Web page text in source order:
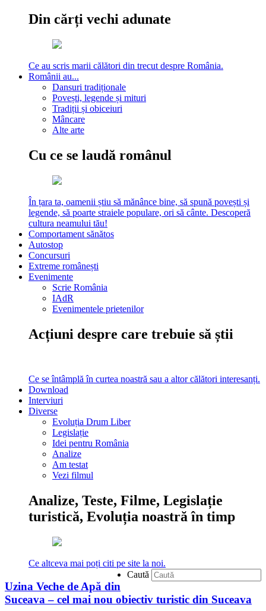
Din cărți vechi adunate
Ce au scris marii călători din trecut despre România.
Românii au...
Dansuri tradiționale
Povești, legende și mituri
Tradiții și obiceiuri
Mâncare
Alte arte
Cu ce se laudă românul
În țara ta, oamenii știu să mănânce bine, să spună povești și
legende, să poarte straiele populare, ori să cânte. Descoperă
cultura neamului tău!
Comportament sănătos
Autostop
Concursuri
Extreme românești
Evenimente
Scrie România
IAdR
Evenimentele prietenilor
Acțiuni despre care trebuie să știi
Ce se întâmplă în curtea noastră sau a altor călători interesanți.
Download
Interviuri
Diverse
Evoluția Drum Liber
Legislație
Idei pentru România
Analize
Am testat
Vezi filmul
Analize, Teste, Filme, Legislație
turistică, Evoluția noastră în timp
Ce altceva mai poți citi pe site la noi.
Caută
Uzina Veche de Apă din
Suceava – cel mai nou obiectiv turistic din Suceava